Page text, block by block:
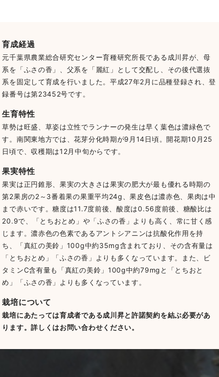
育成経過
元千葉県農業総合研究センター育種研究所長である成川昇が、母
系を「ふさの香」、父系を「麗紅」として交配し、その後代選抜
系を固定して育成を行いました。 平成27年2月に品種登録され、登
録番号は第23452号です。
生育特性
草勢は旺盛、草姿は立性でランナーの発生は早く葉色は濃緑色で
す。 南関東地方では、花芽分化時期が9月14日頃。開花期10月25
日頃で、収穫期は12月中旬からです。
果実特性
果実は正円錐形、果実の大きさは果実の肥大が最も優れる時期の
第2果房の2～3番着果の果重平均24g、果皮色は濃赤色、果肉は中
まで赤いです。糖度は11.7度前後、酸度は0.56度前後、糖酸比は
20.9で、「とちおとめ」や「ふさの香」よりも高く、常に甘く感
じます。濃赤色の色素であるアントシアニンは抗酸化作用を持
ち、「真紅の美鈴」100g中約35mg含まれており、その含有量は
「とちおとめ」「ふさの香」よりも多くなっています。
また、ビ
タミンC含有量も「真紅の美鈴」100g中約79mgと「とちおと
め」「ふさの香」よりも多くなっています。
栽培について
栽培にあたっては育成者である成川昇と許諾契約を結ぶ必要があ
ります。詳しくはお問い合わせください。